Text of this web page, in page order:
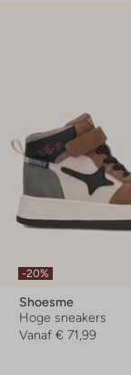
-20%
Shoesme
Hoge sneakers
Vanaf € 71,99